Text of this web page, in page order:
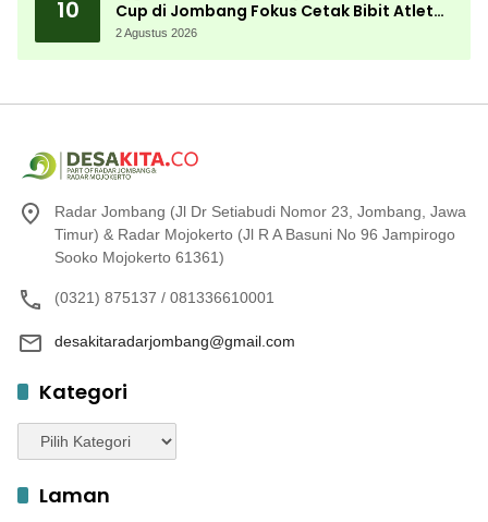
10
Cup di Jombang Fokus Cetak Bibit Atlet
Menembak Berprestasi
2 Agustus 2026
Radar Jombang (Jl Dr Setiabudi Nomor 23, Jombang, Jawa
Timur) & Radar Mojokerto (Jl R A Basuni No 96 Jampirogo
Sooko Mojokerto 61361)
(0321) 875137 / 081336610001
desakitaradarjombang@gmail.com
Kategori
Kategori
Laman